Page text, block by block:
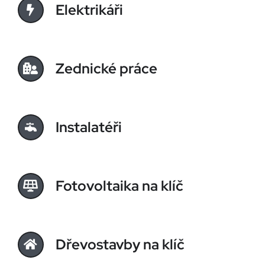
Elektrikáři
Zednické práce
Instalatéři
Fotovoltaika na klíč
Dřevostavby na klíč